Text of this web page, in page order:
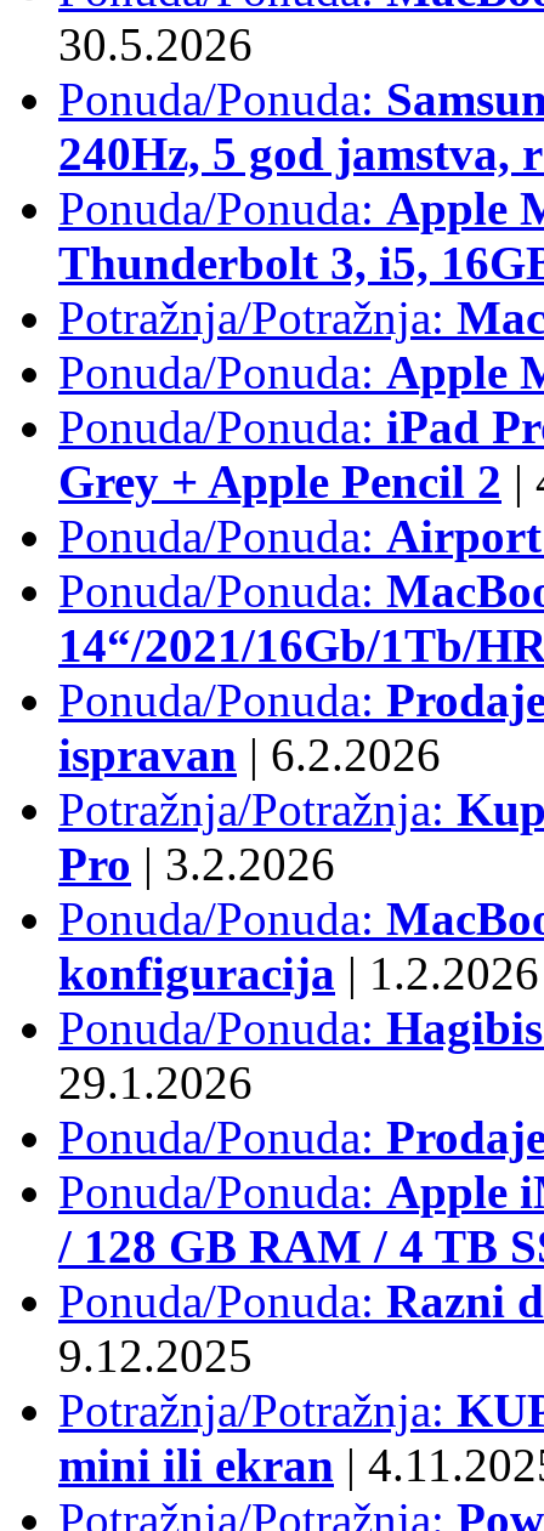
30.5.2026
Ponuda/Ponuda:
240Hz, 5 god jamstva,
Ponuda/Ponuda: Apple
Thunderbolt 3, i5,
Potražnja/Potražnja:
Ponuda/Ponuda: Apple
Ponuda/Ponuda: iPad
Grey + Apple Pencil 2 |
Ponuda/Ponuda: Airport
Ponuda/Ponuda:
14“/2021/16Gb/1Tb/
Ponuda/Ponuda:
ispravan | 6.2.2026
Potražnja/Potražnja:
Pro | 3.2.2026
Ponuda/Ponuda:
konfiguracija | 1.2.2026
Ponuda/Ponuda:
29.1.2026
Ponuda/Ponuda:
Ponuda/Ponuda: Apple
/ 128 GB RAM / 4 TB
Ponuda/Ponuda: Razni
9.12.2025
Potražnja/Potražnja:
mini ili ekran |
Potražnja/Potražnja: